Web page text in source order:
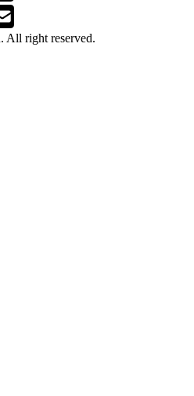
All right reserved.